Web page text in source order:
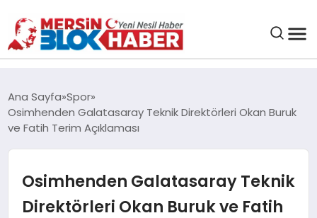
SAĞLIK
EĞITIM
Ana Sayfa Spor
Osimhenden Galatasaray Teknik Direktörleri Okan Buruk
ve Fatih Terim Açıklaması
Osimhenden Galatasaray Teknik
Direktörleri Okan Buruk ve Fatih